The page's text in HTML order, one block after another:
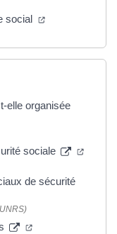
social
elle organisée
sociale
de sécurité